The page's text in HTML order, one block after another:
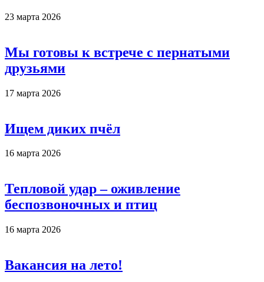
23 марта 2026
Мы готовы к встрече с пернатыми
друзьями
17 марта 2026
Ищем диких пчёл
16 марта 2026
Тепловой удар – оживление
беспозвоночных и птиц
16 марта 2026
Вакансия на лето!